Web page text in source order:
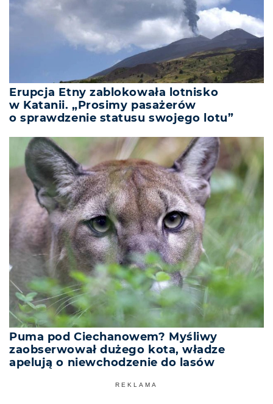
Erupcja Etny zablokowała lotnisko
w Katanii. „Prosimy pasażerów
o sprawdzenie statusu swojego lotu”
Puma pod Ciechanowem? Myśliwy
zaobserwował dużego kota, władze
apelują o niewchodzenie do lasów
REKLAMA